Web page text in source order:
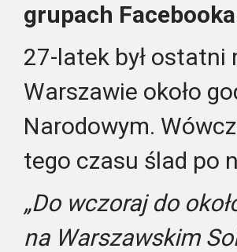
grupach
27-latek był ostatni
Warszawie około
Narodowym.
tego czasu ślad po
„Do wczoraj do
na Warszawskim